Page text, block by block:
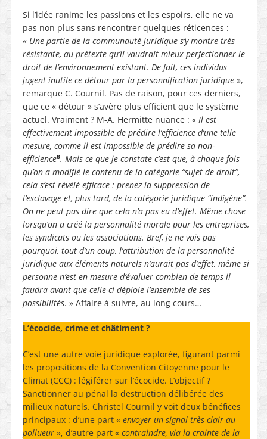
Si l’idée ranime les passions et les espoirs, elle ne va
pas non plus sans rencontrer quelques réticences :
« Une partie de la communauté juridique s’y montre très
résistante, au prétexte qu’il vaudrait mieux perfectionner le
droit de l’environnement existant. De fait, ces individus
jugent inutile ce détour par la personnification juridique»,
remarque C. Cournil. Pas de raison, pour ces derniers,
que ce « détour » s’avère plus efficient que le système
actuel. Vraiment ? M-A. Hermitte nuance : « Il est
effectivement impossible de prédire l’efficience d’une telle
mesure, comme il est impossible de prédire sa non-
efficience8. Mais ce que je constate c’est que, à chaque fois
qu’on a modifié le contenu de la catégorie “sujet de droit”,
cela s’est révélé efficace : prenez la suppression de
l’esclavage et, plus tard, de la catégorie juridique “indigène”.
On ne peut pas dire que cela n’a pas eu d’effet. Même chose
lorsqu’on a créé la personnalité morale pour les entreprises,
les syndicats ou les associations. Bref, je ne vois pas
pourquoi, tout d’un coup, l’attribution de la personnalité
juridique aux éléments naturels n’aurait pas d’effet, même si
personne n’est en mesure d’évaluer combien de temps il
faudra avant que celle-ci déploie l’ensemble de ses
possibilités. » Affaire à suivre, au long cours…
L’écocide, crime et châtiment ?
C’est une autre voie juridique explorée, figurant parmi
les propositions de la Convention Citoyenne pour le
Climat (CCC) : légiférer sur l’écocide. L’objectif ?
Sanctionner au pénal la destruction délibérée des
milieux naturels. Christel Cournil y voit deux bénéfices
principaux : d’une part « envoyer un signal très clair au
pollueur», d’autre part « contraindre, via la crainte de la